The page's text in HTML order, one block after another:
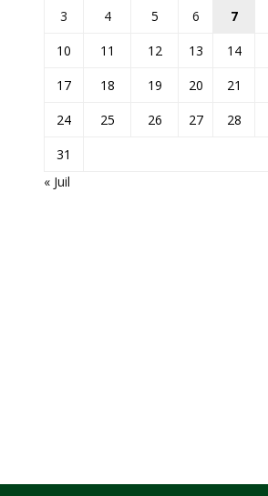
3
4 5 6 7
10
11 12 13 14
17
18 19 20 21
24
25 26 27 28
31
« Juil